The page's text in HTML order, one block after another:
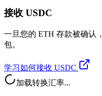
接收 USDC
一旦您的 ETH 存款被确认
包。
学习如何接收 USDC
加载转换汇率...